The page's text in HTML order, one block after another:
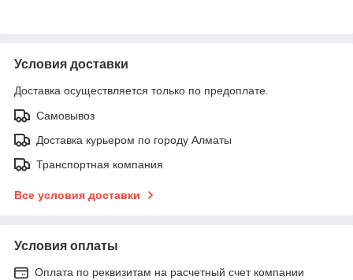
Условия доставки
Доставка осуществляется только по предоплате.
Самовывоз
Доставка курьером по городу Алматы
Транспортная компания
Все условия доставки
Условия оплаты
Оплата по реквизитам на расчетный счет компании